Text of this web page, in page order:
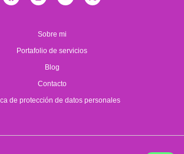
Sobre mi
Portafolio de servicios
Blog
Contacto
de protección de datos personales